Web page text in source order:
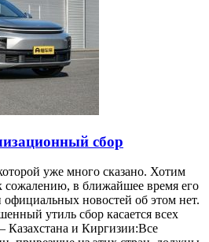
сбор
уже много сказано. Хотим
сожалению, в ближайшее время его
новостей об этом нет.
утиль сбор касается всех
и Киргизии:Все